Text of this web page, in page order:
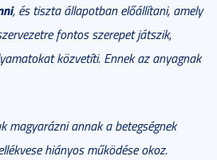
, és tiszta állapotban előállítani, amely
fontos szerepet játszik,
közvetíti. Ennek az anyagnak
magyarázni annak a betegségnek
hiányos működése okoz.